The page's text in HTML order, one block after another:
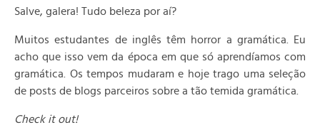
Salve, galera! Tudo beleza por aí?
Muitos estudantes de inglês têm horror a gramática. Eu
acho que isso vem da época em que só aprendíamos com
gramática. Os tempos mudaram e hoje trago uma seleção
de posts de blogs parceiros sobre a tão temida gramática.
Check it out!